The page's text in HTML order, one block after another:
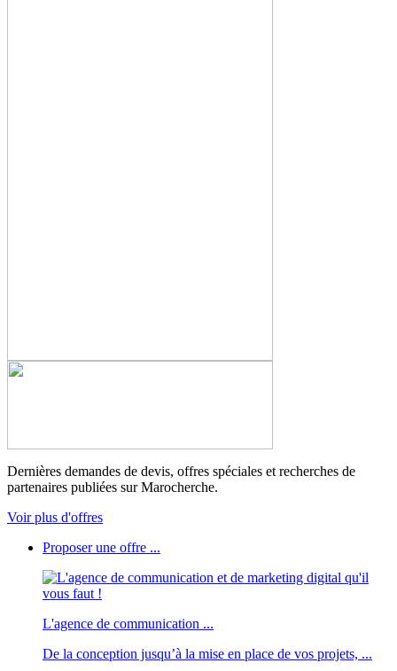
Dernières demandes de devis, offres spéciales et recherches de
partenaires publiées sur Marocherche.
Voir plus d'offres
Proposer une offre ...
L'agence de communication ...
De la conception jusqu’à la mise en place de vos projets, ...